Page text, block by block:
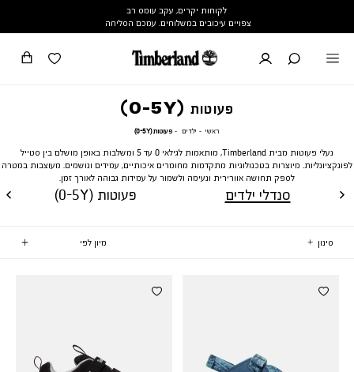
לקוחות יקרים, עקב עומס רב
צפויים עיכובים במשלוחים. עמכם הסליחה
פעוטות (0-5Y)
ראשי ראשיילדים ילדיםפעוטות (0-5Y)
פעוטות
5Y)
נעלי פעוטות מבית Timberland, מותאמות לגילאי 0 עד 5 ומשלבות באופן מושלם בין סטייל
לפונקציונליות. מיוצרות בטכנולוגיות מתקדמות מחומרים איכותיים, עמידים ונושמים. מעוצבות במטרה
לספק תחושה אוורירית ונעימה ולשמור על עמידות גבוהה לאורך זמן.
סנדלי ילדים פעוטות (0-5Y)
סינון